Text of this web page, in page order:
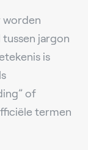
worden
jargon
is
of
termen